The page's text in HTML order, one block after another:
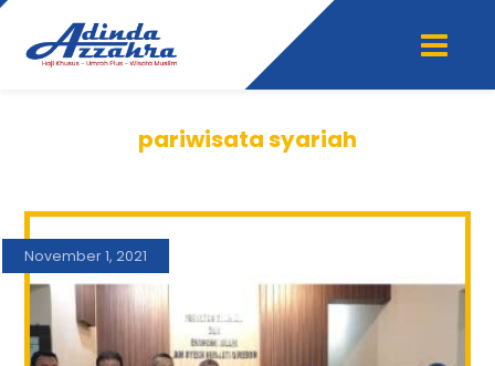
pariwisata syariah
November 1, 2021